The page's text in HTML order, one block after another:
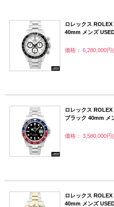
ロレックス
40mm メンズ
価格： 6,280,000円
ロレックス
ブラック 40mm メ
価格： 3,580,000円
ロレックス
40mm メンズ